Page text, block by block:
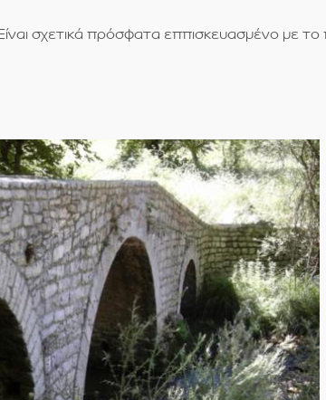
σχετικά πρόσφατα εππισκευασμένο με